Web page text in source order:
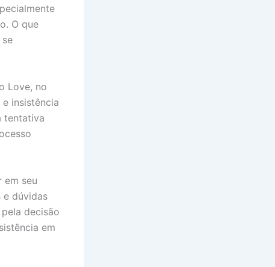
O que
Love, no
insistência
tentativa
em seu
e dúvidas
decisão
em